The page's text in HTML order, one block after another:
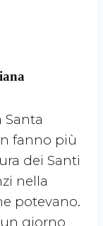
Santa
fanno più
dei Santi
nella
potevano.
giorno